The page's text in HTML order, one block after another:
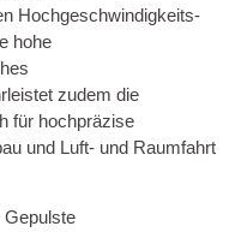
Hochgeschwindigkeits-
hohe
zudem die
für hochpräzise
und Luft- und Raumfahrt
Gepulste